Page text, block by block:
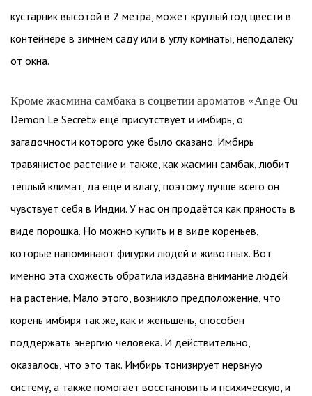
кустарник высотой в 2 метра, может круглый год цвести в
контейнере в зимнем саду или в углу комнаты, неподалеку
от окна.
Кроме жасмина самбака в соцветии ароматов «Ange Ou
Demon Le Secret» ещё присутствует и имбирь, о
загадочности которого уже было сказано. Имбирь
травянистое растение и также, как жасмин самбак, любит
тёплый климат, да ещё и влагу, поэтому лучше всего он
чувствует себя в Индии. У нас он продаётся как пряность в
виде порошка. Но можно купить и в виде кореньев,
которые напоминают фигурки людей и животных. Вот
именно эта схожесть обратила издавна внимание людей
на растение. Мало этого, возникло предположение, что
корень имбиря так же, как и женьшень, способен
поддержать энергию человека. И действительно,
оказалось, что это так. Имбирь тонизирует нервную
систему, а также помогает восстановить и психическую, и